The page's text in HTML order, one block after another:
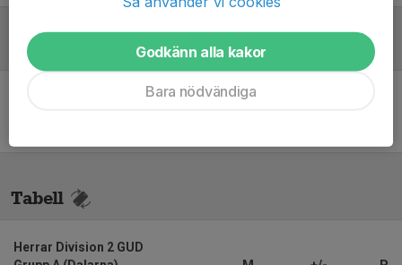
Referat
Tabell
Herrar Division 2 GUD
Godkänn alla kakor
Bara nödvändiga